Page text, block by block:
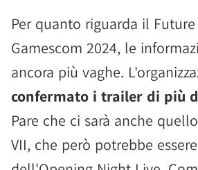
Per quanto riguarda il
Gamescom 2024, le
ancora più vaghe.
confermato i trailer di più
Pare che ci sarà anche
VII, che però potrebbe